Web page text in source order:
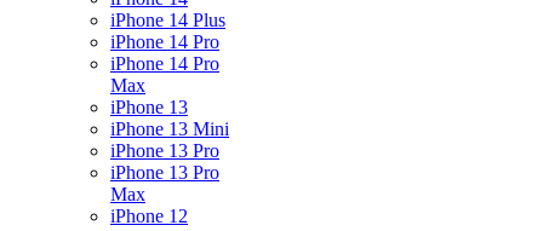
iPhone 14 Plus
iPhone 14 Pro
iPhone 14 Pro
Max
iPhone 13
iPhone 13 Mini
iPhone 13 Pro
iPhone 13 Pro
Max
iPhone 12